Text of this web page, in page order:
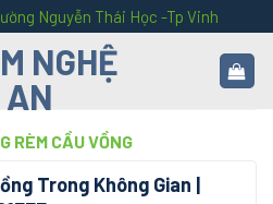
Nguyễn Thái Học -Tp Vinh
RÈM CẦU VỒNG
Trong Không Gian |